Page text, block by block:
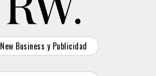
New Business y Publicidad